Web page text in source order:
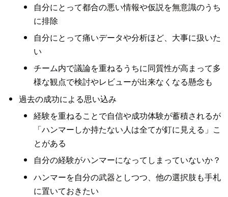
自分にとって都合の悪い情報や仮説を無意識のうち
に排除
自分にとって痛いデータや分析ほど、大事に扱いた
い
チーム内で議論を重ねるうちに同質性が高まって多
様な観点で検討やレビューが出来なくなる懸念も
過去の成功による思い込み
経験を重ねることで自信や成功体験が蓄積されるが
「ハンマーしか持たない人は全てが釘に見える」こ
とがある
自分の経験がハンマーになってしまっていないか？
ハンマーを自分の武器としつつ、他の選択肢も手札
に置いておきたい